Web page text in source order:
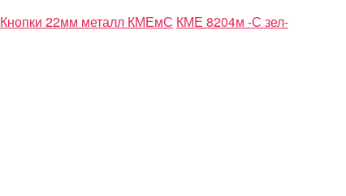
Кнопки 22мм металл КМЕмС КМЕ 8204м -С зел-